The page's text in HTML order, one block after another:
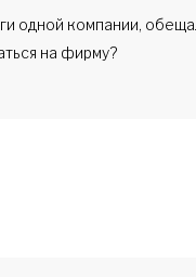
одной компании,
на фирму?